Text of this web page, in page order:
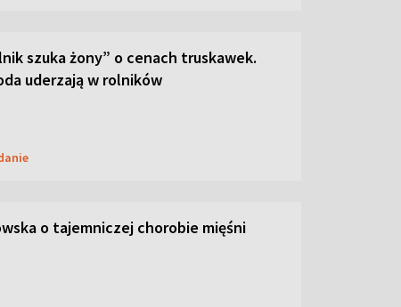
szuka żony” o cenach truskawek.
uderzają w rolników
o tajemniczej chorobie mięśni